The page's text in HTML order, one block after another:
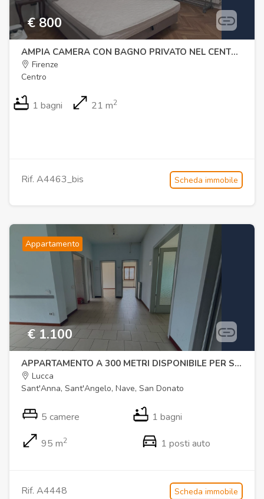
€ 800
AMPIA CAMERA CON BAGNO PRIVATO NEL CENTRO STORICO DI FIRENZE
Firenze
Centro
1 bagni 21 m2
Rif. A4463_bis Scheda immobile
Appartamento
€ 1.100
APPARTAMENTO A 300 METRI DISPONIBILE PER STRUTTURA RICETTIVA
Lucca
Sant'Anna, Sant'Angelo, Nave, San Donato
5 camere 1 bagni
95 m2 1 posti auto
Rif. A4448 Scheda immobile